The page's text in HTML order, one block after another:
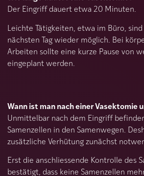
Der Eingriff dauert etwa 20 Minuten.
Leichte Tätigkeiten, etwa im Büro,
nächsten Tag wieder möglich. Bei
Arbeiten sollte eine kurze Pause von
eingeplant werden.
Wann ist man nach einer Vasektomie
Unmittelbar nach dem Eingriff
Samenzellen in den Samenwegen.
zusätzliche Verhütung zunächst
Erst die anschliessende Kontrolle des
bestätigt, dass keine Samenzellen